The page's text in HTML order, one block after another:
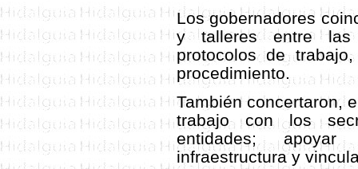
Los gobernadores
y talleres entre las
protocolos de
procedimiento.
También concertaron,
trabajo con los
entidades;
infraestructura y